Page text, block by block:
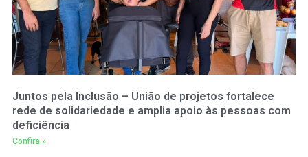
Juntos pela Inclusão – União de projetos fortalece
rede de solidariedade e amplia apoio às pessoas com
deficiência
Confira »